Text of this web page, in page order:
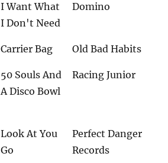
I Want What
I Don't Need
Domino
Carrier Bag Old Bad Habits
50 Souls And
A Disco Bowl
Racing Junior
Look At You
Go
Perfect Danger
Records